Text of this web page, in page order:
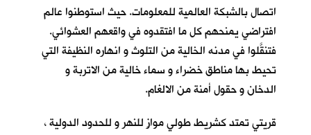
اتصال بالشبكة العالمية للمعلومات. حيث استوطنوا عالم
افتراضي يمنحهم كل ما افتقدوه في واقعهم العشوائي.
فتنقَّلوا في مدنه الخالية من التلوث و انهاره النظيفة التي
تحيط بها مناطق خضراء و سماء خالية من الاتربة و
الدخان و حقول أمنة من الالغام.
قريتي تمتد كشريط طولي موازٍ للنهر و للحدود الدولية ،